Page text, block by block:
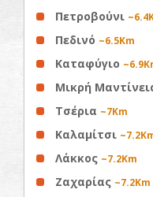
Πετροβούνι
Πεδινό ~6.5Km
Καταφύγιο
Μικρή
Τσέρια ~7Km
Καλαμίτσι
Λάκκος ~7.2Km
Ζαχαρίας ~7.2Km